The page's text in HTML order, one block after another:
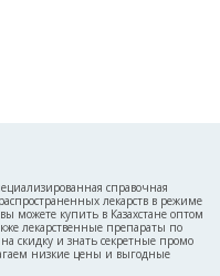
справочная
лекарств в режиме
можете купить в Казахстане оптом
лекарственные препараты по
скидку и знать секретные промо
низкие цены и выгодные